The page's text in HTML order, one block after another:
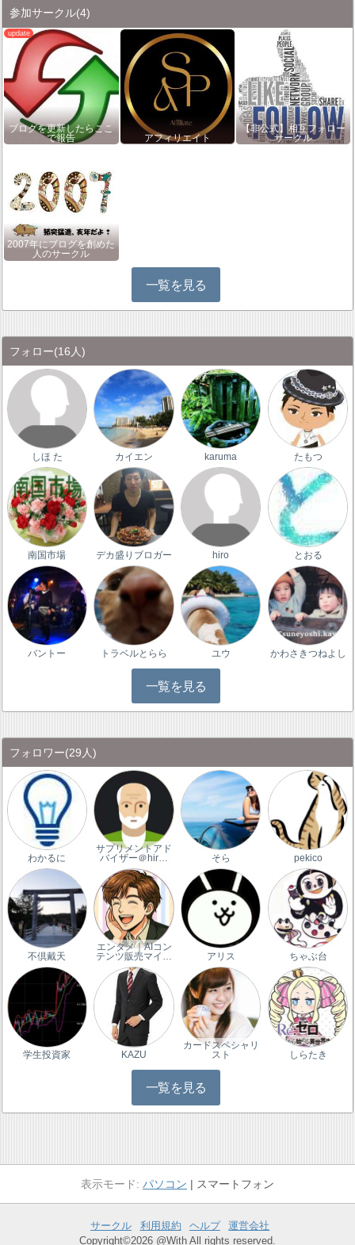
参加サークル(4)
ブログを更新したらここ
で報告
アフィリエイト
【非公式】相互フォロー
サークル
2007年にブログを創めた
人のサークル
一覧を見る
フォロー(16人)
しほ た カイエン karuma たもつ
南国市場 デカ盛りブロガー hiro とおる
バントー トラベルとらら ユウ かわさきつねよし
一覧を見る
フォロワー(29人)
わかるに
サプリメントアド
バイザー＠hir…
そら pekico
不倶戴天
エンタメ｜AIコン
テンツ販売マイ…
アリス ちゃぶ台
学生投資家 KAZU
カードスペシャリ
スト
しらたき
一覧を見る
パソコン スマートフォン
サークル 利用規約 ヘルプ
運営会社
Copyright©2026 @With All rights reserved.